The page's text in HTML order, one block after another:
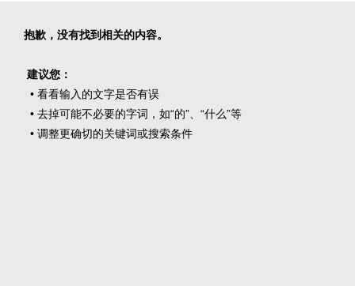
抱歉，没有找到相关的内容。
建议您：
• 看看输入的文字是否有误
• 去掉可能不必要的字词，如“的”、“什么”等
• 调整更确切的关键词或搜索条件